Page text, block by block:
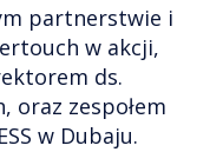
partnerstwie i
w akcji,
ds.
oraz zespołem
w Dubaju.